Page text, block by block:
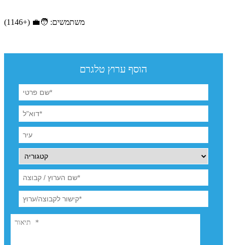
משתמשים: 🧑‍💼 (+1146)
הוסף ערוץ טלגרם